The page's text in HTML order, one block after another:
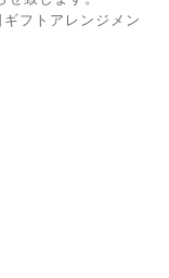
ギフトアレンジメン